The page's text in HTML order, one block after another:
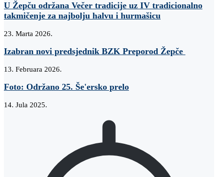
U Žepču održana Večer tradicije uz IV tradicionalno
takmičenje za najbolju halvu i hurmašicu
23. Marta 2026.
Izabran novi predsjednik BZK Preporod Žepče
13. Februara 2026.
Foto: Održano 25. Še'ersko prelo
14. Jula 2025.